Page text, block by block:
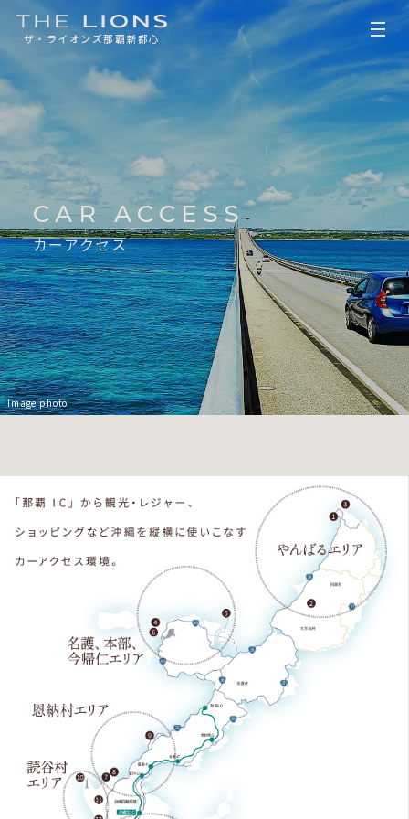
ザ・ライオンズ那覇新都心
Image photo
CAR ACCESS
カーアクセス